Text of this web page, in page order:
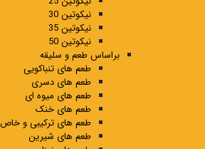
نیکوتین 30
نیکوتین 35
نیکوتین 50
براساس طعم و سلیقه
طعم های تنباکویی
طعم های دسری
طعم های میوه ای
طعم های خنک
طعم های ترکیبی و خاص
طعم های شیرین